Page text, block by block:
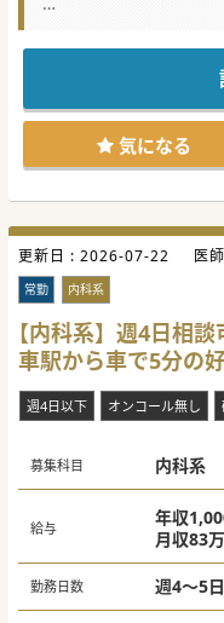
医師の働き方改革にも
勤務頂くことができる
少しでもご興味がご
い。
#秋入職可気になる
更新日 : 2026-07-22 医
常勤 内科系
【内科系】週4日相
車駅から車で5分の
週4日以下 オンコール無し
募集科目 内科系
給与
年収
月収83
勤務日数 週4～5日